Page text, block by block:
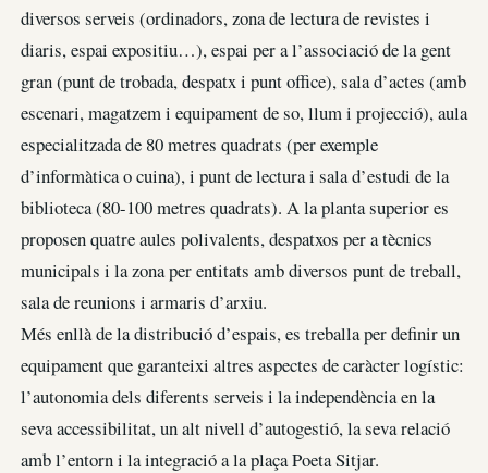
diversos serveis (ordinadors, zona de lectura de revistes i
diaris, espai expositiu…), espai per a l’associació de la gent
gran (punt de trobada, despatx i punt office), sala d’actes (amb
escenari, magatzem i equipament de so, llum i projecció), aula
especialitzada de 80 metres quadrats (per exemple
d’informàtica o cuina), i punt de lectura i sala d’estudi de la
biblioteca (80-100 metres quadrats). A la planta superior es
proposen quatre aules polivalents, despatxos per a tècnics
municipals i la zona per entitats amb diversos punt de treball,
sala de reunions i armaris d’arxiu.
Més enllà de la distribució d’espais, es treballa per definir un
equipament que garanteixi altres aspectes de caràcter logístic:
l’autonomia dels diferents serveis i la independència en la
seva accessibilitat, un alt nivell d’autogestió, la seva relació
amb l’entorn i la integració a la plaça Poeta Sitjar.